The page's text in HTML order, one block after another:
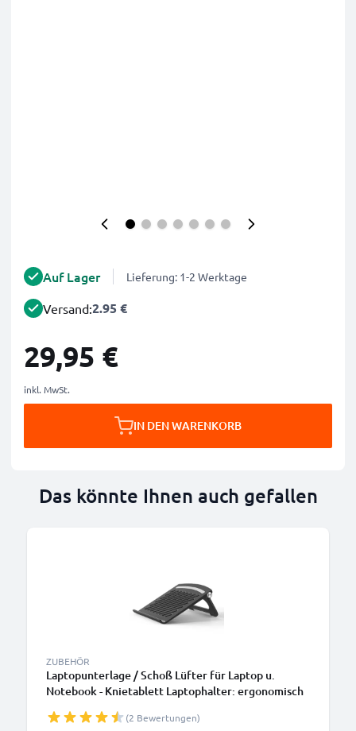
Auf Lager Lieferung: 1-2 Werktage
Versand:2.95 €
29,95 €
inkl. MwSt.
IN DEN WARENKORB
Das könnte Ihnen auch gefallen
ZUBEHÖR
Laptopunterlage / Schoß Lüfter für Laptop u.
Notebook - Knietablett Laptophalter: ergonomisch
Lapstand: Erhöhung, Kühler, Bettauflage
(2 Bewertungen)